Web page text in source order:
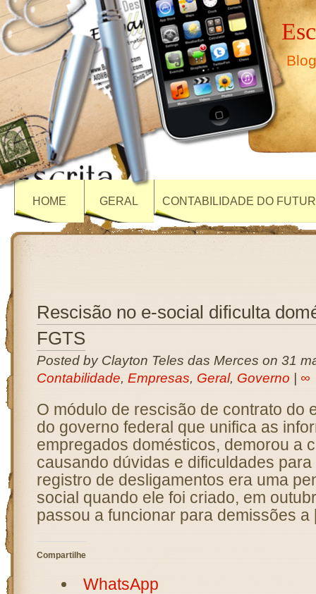
HOME GERAL CONTABILIDADE DO
Rescisão no e-social dificulta
FGTS
Posted by Clayton Teles das Merces on 31
Contabilidade, Empresas, Geral, Governo ∞
O módulo de rescisão de contrato do
do governo federal que unifica as
empregados domésticos, demorou a
causando dúvidas e dificuldades
registro de desligamentos era uma
social quando ele foi criado, em
passou a funcionar para demissões
Compartilhe
WhatsApp